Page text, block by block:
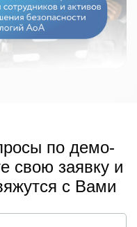
по демо-
свою заявку и
с Вами